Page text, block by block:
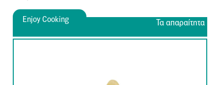
Enjoy Cooking
Enjoy Cooking Τα απαραίτητα